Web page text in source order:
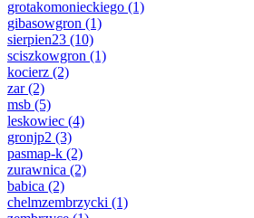
grotakomonieckiego (1)
gibasowgron (1)
sierpien23 (10)
sciszkowgron (1)
kocierz (2)
zar(2)
msb (5)
leskowiec (4)
gronjp2 (3)
pasmap-k (2)
zurawnica (2)
babica (2)
chelmzembrzycki (1)